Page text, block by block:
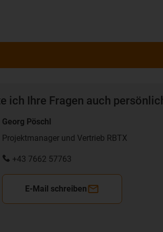
ich Ihre Fragen auch
Georg Pöschl
Projektmanager und Vertrieb RBTX
+43 7662 57763
E-Mail schreiben